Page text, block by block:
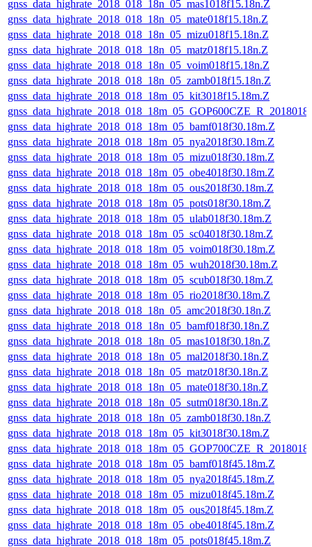
gnss_data_highrate_2018_018_18n_05_mas1018f15.18n.Z
gnss_data_highrate_2018_018_18n_05_mate018f15.18n.Z
gnss_data_highrate_2018_018_18n_05_mizu018f15.18n.Z
gnss_data_highrate_2018_018_18n_05_matz018f15.18n.Z
gnss_data_highrate_2018_018_18n_05_voim018f15.18n.Z
gnss_data_highrate_2018_018_18n_05_zamb018f15.18n.Z
gnss_data_highrate_2018_018_18m_05_kit3018f15.18m.Z
gnss_data_highrate_2018_018_18m_05_bamf018f30.18m.Z
gnss_data_highrate_2018_018_18m_05_nya2018f30.18m.Z
gnss_data_highrate_2018_018_18m_05_mizu018f30.18m.Z
gnss_data_highrate_2018_018_18m_05_obe4018f30.18m.Z
gnss_data_highrate_2018_018_18m_05_ous2018f30.18m.Z
gnss_data_highrate_2018_018_18m_05_pots018f30.18m.Z
gnss_data_highrate_2018_018_18m_05_ulab018f30.18m.Z
gnss_data_highrate_2018_018_18m_05_sc04018f30.18m.Z
gnss_data_highrate_2018_018_18m_05_voim018f30.18m.Z
gnss_data_highrate_2018_018_18m_05_wuh2018f30.18m.Z
gnss_data_highrate_2018_018_18m_05_scub018f30.18m.Z
gnss_data_highrate_2018_018_18m_05_rio2018f30.18m.Z
gnss_data_highrate_2018_018_18n_05_amc2018f30.18n.Z
gnss_data_highrate_2018_018_18n_05_bamf018f30.18n.Z
gnss_data_highrate_2018_018_18n_05_mas1018f30.18n.Z
gnss_data_highrate_2018_018_18n_05_mal2018f30.18n.Z
gnss_data_highrate_2018_018_18n_05_matz018f30.18n.Z
gnss_data_highrate_2018_018_18n_05_mate018f30.18n.Z
gnss_data_highrate_2018_018_18n_05_sutm018f30.18n.Z
gnss_data_highrate_2018_018_18n_05_zamb018f30.18n.Z
gnss_data_highrate_2018_018_18m_05_kit3018f30.18m.Z
gnss_data_highrate_2018_018_18m_05_bamf018f45.18m.Z
gnss_data_highrate_2018_018_18m_05_nya2018f45.18m.Z
gnss_data_highrate_2018_018_18m_05_mizu018f45.18m.Z
gnss_data_highrate_2018_018_18m_05_ous2018f45.18m.Z
gnss_data_highrate_2018_018_18m_05_obe4018f45.18m.Z
gnss_data_highrate_2018_018_18m_05_pots018f45.18m.Z